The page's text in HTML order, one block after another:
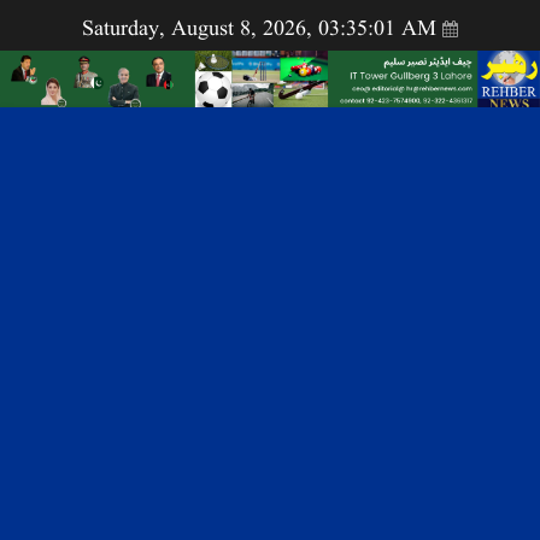
Saturday, August 8, 2026, 03:35:01 AM